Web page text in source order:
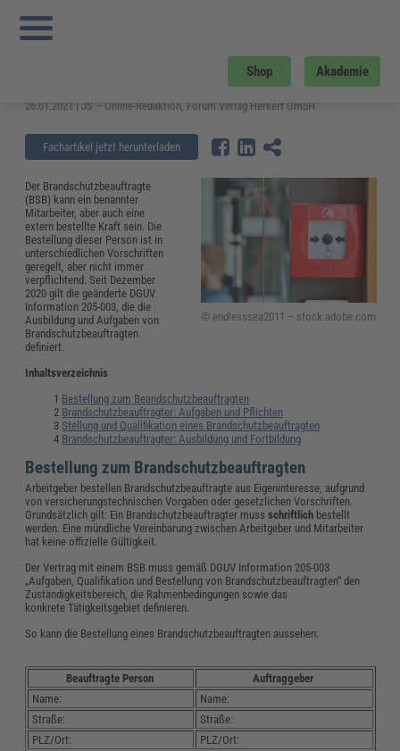
Shop Akademie
Sie sind hier:
Brandschutzbeauftragter: Aufgaben, Bestellung und Ausbildung
Brandschutzbeauftragter: Aufgaben,
Bestellung und Ausbildung
26.01.2021 | JS – Online-Redaktion, Forum Verlag Herkert GmbH
Fachartikel jetzt herunterladen
© endlesssea2011 – stock.adobe.com
Der Brandschutzbeauftragte
(BSB) kann ein benannter
Mitarbeiter, aber auch eine
extern bestellte Kraft sein. Die
Bestellung dieser Person ist in
unterschiedlichen Vorschriften
geregelt, aber nicht immer
verpflichtend. Seit Dezember
2020 gilt die geänderte DGUV
Information 205-003, die die
Ausbildung und Aufgaben von
Brandschutzbeauftragten
definiert.
Inhaltsverzeichnis
Bestellung zum Beandschutzbeauftragten
Brandschutzbeauftragter: Aufgaben und Pflichten
Stellung und Qualifikation eines Brandschutzbeauftragten
Brandschutzbeauftragter: Ausbildung und Fortbildung
Bestellung zum Brandschutzbeauftragten
Arbeitgeber bestellen Brandschutzbeauftragte aus Eigeninteresse, aufgrund
von versicherungstechnischen Vorgaben oder gesetzlichen Vorschriften.
Grundsätzlich gilt: Ein Brandschutzbeauftragter mussschriftlich bestellt
werden. Eine mündliche Vereinbarung zwischen Arbeitgeber und Mitarbeiter
hat keine offizielle Gültigkeit.
Der Vertrag mit einem BSB muss gemäß DGUV Information 205-003
„Aufgaben, Qualifikation und Bestellung von Brandschutzbeauftragten“ den
Zuständigkeitsbereich, die Rahmenbedingungen sowie das
konkrete Tätigkeitsgebiet definieren.
So kann die Bestellung eines Brandschutzbeauftragten aussehen:
Beauftragte Person
Auftraggeber
Name:
Name:
Straße:
Straße:
PLZ/Ort:
PLZ/Ort: